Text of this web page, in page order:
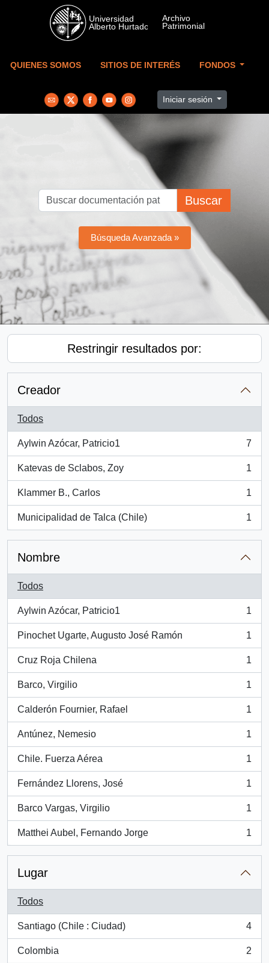
Skip to main content
QUIENES SOMOS SITIOS DE INTERÉS FONDOS
Iniciar sesión
Buscar
Búsqueda Avanzada »
Restringir resultados por:
Creador
Todos
Aylwin Azócar, Patricio1
, 7 resultados
7
Katevas de Sclabos, Zoy
, 1 resultados
1
Klammer B., Carlos
, 1 resultados
1
Municipalidad de Talca (Chile)
, 1 resultados
1
Nombre
Todos
Aylwin Azócar, Patricio1
, 1 resultados
1
Pinochet Ugarte, Augusto José Ramón
, 1 resultados
1
Cruz Roja Chilena
, 1 resultados
1
Barco, Virgilio
, 1 resultados
1
Calderón Fournier, Rafael
, 1 resultados
1
Antúnez, Nemesio
, 1 resultados
1
Chile. Fuerza Aérea
, 1 resultados
1
Fernández Llorens, José
, 1 resultados
1
Barco Vargas, Virgilio
, 1 resultados
1
Matthei Aubel, Fernando Jorge
, 1 resultados
1
Lugar
Todos
Santiago (Chile : Ciudad)
, 4 resultados
4
Colombia
, 2 resultados
2